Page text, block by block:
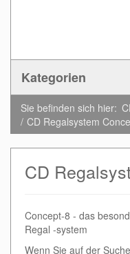
Kategorien
Sie befinden sich hier:
CD Regalsystem
CD
Concept-8 - das
Regal -system
Wenn Sie auf der